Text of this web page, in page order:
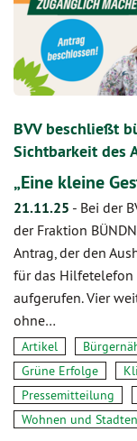
BVV beschließt
Sichtbarkeit des
„Eine kleine
21.11.25 - Bei der
der Fraktion
Antrag, der den
für das Hilfetelefon
aufgerufen. Vier
ohne…
Artikel
Grüne Erfolge
Pressemitteilung
Wohnen und